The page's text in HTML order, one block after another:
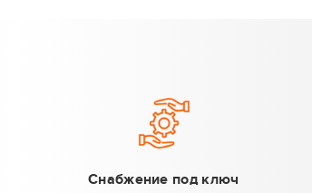
Снабжение под ключ